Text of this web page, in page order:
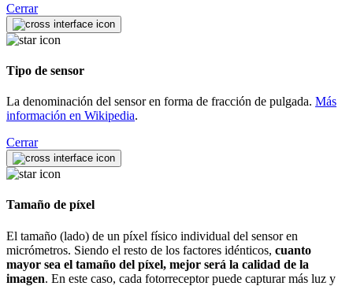
Cerrar
Tipo de sensor
La denominación del sensor en forma de fracción de pulgada. Más
información en Wikipedia.
Cerrar
Tamaño de píxel
El tamaño (lado) de un píxel físico individual del sensor en
micrómetros. Siendo el resto de los factores idénticos, cuanto
mayor sea el tamaño del píxel, mejor será la calidad de la
imagen. En este caso, cada fotorreceptor puede capturar más luz y